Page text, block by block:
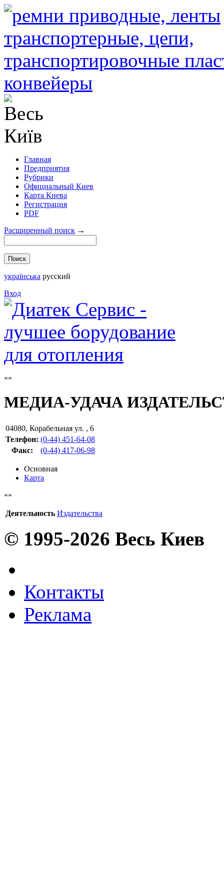
Главная
Предприятия
Рубрики
Официальный Киев
Карта Киева
Регистрация
PDF
Расширенный поиск →
українська русский
Вход
МЕДИА-УДАЧА
04080, Корабельная ул. , 6
Телефон: (0-44) 451-64-08
Факс: (0-44) 417-06-98
Основная
Карта
Деятельность Издательства
© 1995-2026 Весь Киев
Контакты
Реклама